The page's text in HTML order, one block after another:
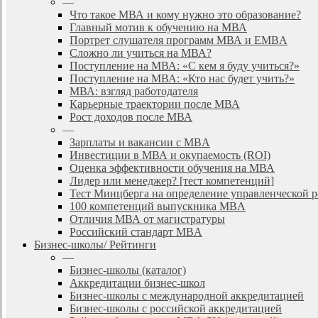
Что такое МВА и кому нужно это образование?
Главный мотив к обучению на МВА
Портрет слушателя программ МВА и EMBA
Сложно ли учиться на МВА?
Поступление на МВА: «С кем я буду учиться?»
Поступление на МВА: «Кто нас будет учить?»
МВА: взгляд работодателя
Карьерные траектории после МВА
Рост доходов после МВА
—
Зарплаты и вакансии с MBA
Инвестиции в МВА и окупаемость (ROI)
Оценка эффективности обучения на МВА
Лидер или менеджер? [тест компетенций]
Тест Минцберга на определение управленческой
100 компетенций выпускника MBA
Отличия МВА от магистратуры
Российский стандарт MBA
Бизнес-школы/ Рейтинги
—
Бизнес-школы (каталог)
Аккредитации бизнес-школ
Бизнес-школы с международной аккредитацией
Бизнес-школы с российской аккредитацией